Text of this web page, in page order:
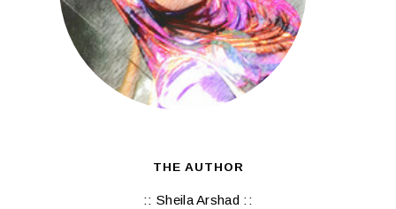
THE AUTHOR
:: Sheila Arshad ::